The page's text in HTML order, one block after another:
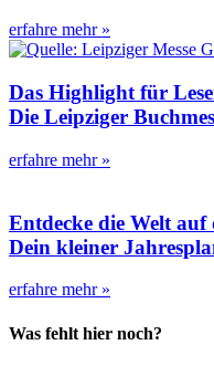
erfahre mehr »
Das Highlight für
Die Leipziger
erfahre mehr »
Entdecke die Welt auf
Dein kleiner
erfahre mehr »
Was fehlt hier noch?